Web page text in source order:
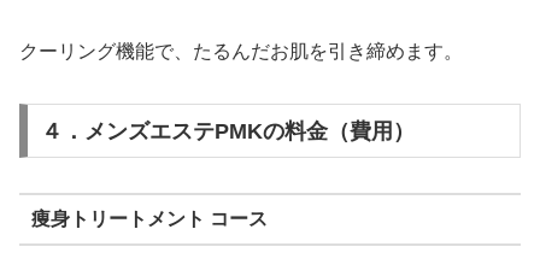
クーリング機能で、たるんだお肌を引き締めます。
４．メンズエステPMKの料金（費用）
痩身トリートメント コース